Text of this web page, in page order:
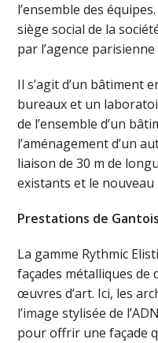
l’ensemble des
siège social de la
par l’agence parisienne
Il s’agit d’un bâtiment
bureaux et un
de l’ensemble d’un
l’aménagement d’un
liaison de 30 m de
existants et le nouveau
Prestations de
La gamme Rythmic
façades métalliques de
œuvres d’art. Ici, les
l’image stylisée de
pour offrir une façade